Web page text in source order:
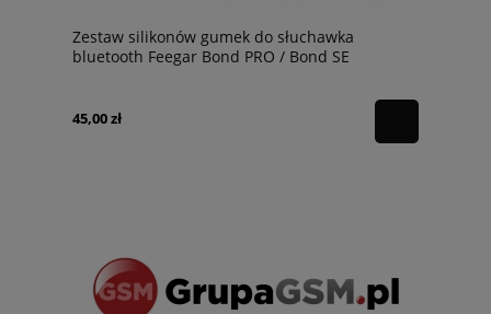
Zestaw silikonów gumek do słuchawka
bluetooth Feegar Bond PRO / Bond SE
45,00 zł